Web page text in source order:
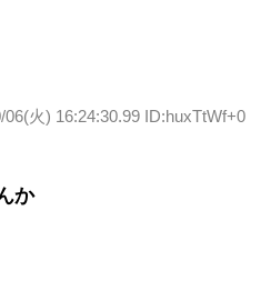
06(火) 16:24:30.99 ID:huxTtWf+0
か